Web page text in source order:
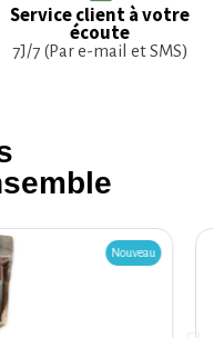
Service client à votre
écoute
7J/7 (Par e-mail et SMS)
Nouveau